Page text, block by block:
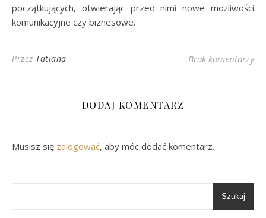
początkujących, otwierając przed nimi nowe możliwości
komunikacyjne czy biznesowe.
Przez Tatiana Brak komentarzy
DODAJ KOMENTARZ
Musisz się zalogować, aby móc dodać komentarz.
Szukaj